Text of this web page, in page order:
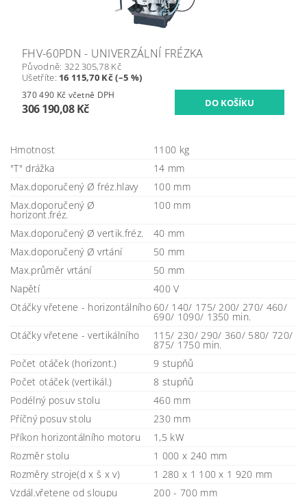
FHV-60PDN - UNIVERZÁLNÍ FRÉZKA
Původně: 322 305,78 Kč
Ušetříte: 16 115,70 Kč (–5 %)
370 490 Kč včetně DPH
306 190,08 Kč
Hmotnost
1100 kg
"T" drážka
14 mm
Max.doporučený Ø fréz.hlavy
100 mm
Max.doporučený Ø
horizont.fréz.
100 mm
Max.doporučený Ø vertik.fréz.
40 mm
Max.doporučený Ø vrtání
50 mm
Max.průměr vrtání
50 mm
Napětí
400 V
Otáčky vřetene - horizontálního 60/ 140/ 175/ 200/ 270/ 460/
690/ 1090/ 1350 min.
Otáčky vřetene - vertikálního
115/ 230/ 290/ 360/ 580/ 720/
875/ 1750 min.
Počet otáček (horizont.)
9 stupňů
Počet otáček (vertikál.)
8 stupňů
Podélný posuv stolu
460 mm
Příčný posuv stolu
230 mm
Příkon horizontálního motoru
1,5 kW
Rozměr stolu
1 000 x 240 mm
Rozměry stroje(d x š x v)
1 280 x 1 100 x 1 920 mm
Vzdál.vřetene od sloupu
200 - 700 mm